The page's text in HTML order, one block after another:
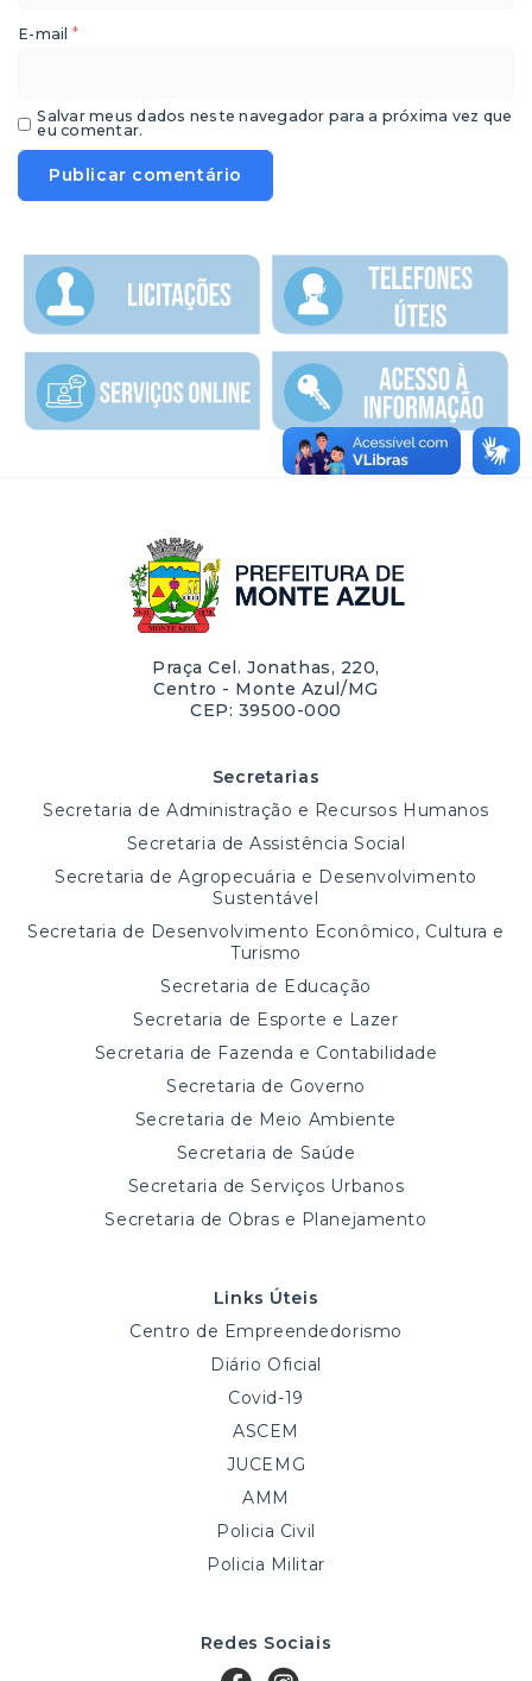
E-mail *
Salvar meus dados neste navegador para a próxima vez que
eu comentar.
Praça Cel. Jonathas, 220,
Centro - Monte Azul/MG
CEP: 39500-000
Secretarias
Secretaria de Administração e Recursos Humanos
Secretaria de Assistência Social
Secretaria de Agropecuária e Desenvolvimento
Sustentável
Secretaria de Desenvolvimento Econômico, Cultura e
Turismo
Secretaria de Educação
Secretaria de Esporte e Lazer
Secretaria de Fazenda e Contabilidade
Secretaria de Governo
Secretaria de Meio Ambiente
Secretaria de Saúde
Secretaria de Serviços Urbanos
Secretaria de Obras e Planejamento
Links Úteis
Centro de Empreendedorismo
Diário Oficial
Covid-19
ASCEM
JUCEMG
AMM
Policia Civil
Policia Militar
Redes Sociais